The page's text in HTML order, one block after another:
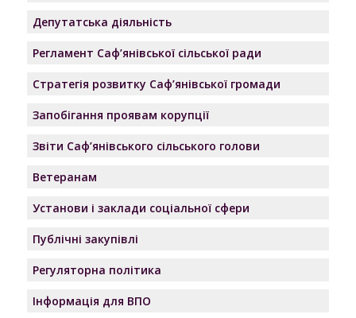
Депутатська діяльність
Регламент Саф’янівської сільської ради
Стратегія розвитку Саф’янівської громади
Запобігання проявам корупції
Звіти Саф’янівського сільського голови
Ветеранам
Установи і заклади соціальної сфери
Публічні закупівлі
Регуляторна політика
Інформація для ВПО